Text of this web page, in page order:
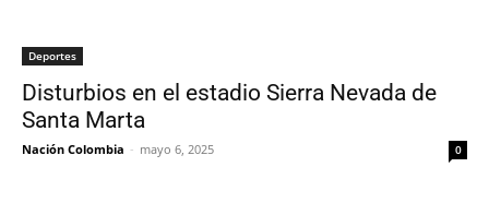
Deportes
Disturbios en el estadio Sierra Nevada de
Santa Marta
Nación Colombia - mayo 6, 2025 0